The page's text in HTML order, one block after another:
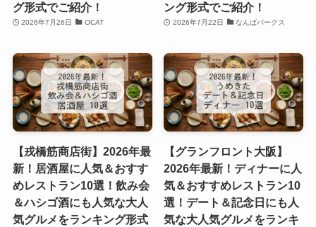
グ形式でご紹介！
2026年7月26日 OCAT
ング形式でご紹介！
2026年7月22日 なんばパークス
【戎橋筋商店街】2026年最
新！居酒屋に人気＆おすす
めレストラン10選！飲み会
＆ハシゴ酒にも人気な大人
気グルメをランキング形式
【グランフロント大阪】
2026年最新！ディナーに人
気＆おすすめレストラン10
選！デート＆記念日にも人
気な大人気グルメをランキ